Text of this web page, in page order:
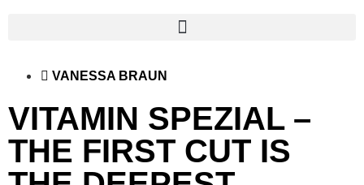
VANESSA BRAUN
VITAMIN SPEZIAL –
THE FIRST CUT IS